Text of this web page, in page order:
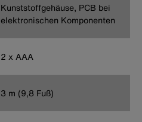
Kunststoffgehäuse, PCB bei
elektronischen Komponenten
2 x AAA
3 m (9,8 Fuß)